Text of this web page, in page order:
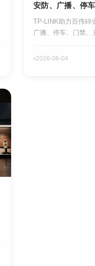
安防、广播、停
体化运维
TP-LINK助力百伟锌
广播、停车、门禁
2026-06-04